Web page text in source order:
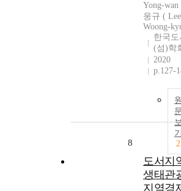
Yong-
웅규 (
Woong-
한국도
(섬)학
2020
p.127-
2
8
도서지
생태관
지역경